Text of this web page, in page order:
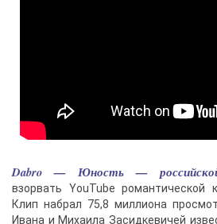
Dabro — Юность — российской
взорвать YouTube романтической
Клип набрал 75,8 миллиона
Ивана и Михаила Засидкевичей